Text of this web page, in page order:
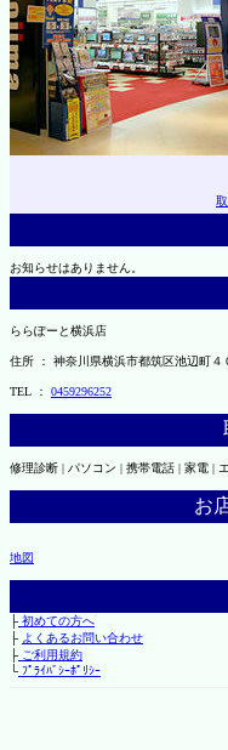
お知らせはありません。
ららぽーと横浜店
住所 ： 神奈川県横浜市都筑区池辺町４
TEL ： 0459296252
修理診断 | パソコン | 携帯電話 | 家電 |
お
地図
├初めての方へ
├ よくあるお問い合わせ
├ご利用規約
└ﾌﾟﾗｲﾊﾞｼｰﾎﾟﾘｼｰ